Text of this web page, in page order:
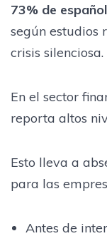
73% de
según estudios
crisis silenciosa.
En el sector
reporta altos
Esto lleva a
para las
Antes de